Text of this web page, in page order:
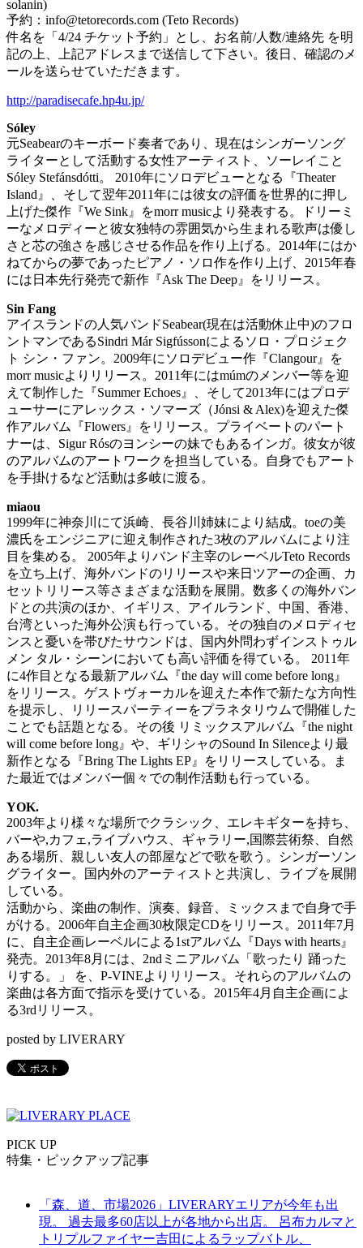
solanin)
予約：info@tetorecords.com (Teto Records)
件名を「4/24 チケット予約」とし、お名前/人数/連絡先 を明
記の上、上記アドレスまで送信して下さい。後日、確認のメ
ールを送らせていただきます。
http://paradisecafe.hp4u.jp/
Sóley
元Seabearのキーボード奏者であり、現在はシンガーソング
ライターとして活動する女性アーティスト、ソーレイこと
Sóley Stefánsdótti。 2010年にソロデビューとなる『Theater
Island』、そして翌年2011年には彼女の評価を世界的に押し
上げた傑作『We Sink』をmorr musicより発表する。ドリーミ
ーなメロディーと彼女独特の雰囲気から生まれる歌声は優し
さと芯の強さを感じさせる作品を作り上げる。2014年にはか
ねてからの夢であったピアノ・ソロ作を作り上げ、2015年春
には日本先行発売で新作『Ask The Deep』をリリース。
Sin Fang
アイスランドの人気バンドSeabear(現在は活動休止中)のフロ
ントマンであるSindri Már Sigfússonによるソロ・プロジェク
ト シン・ファン。2009年にソロデビュー作『Clangour』を
morr musicよりリリース。2011年にはmúmのメンバー等を迎
えて制作した『Summer Echoes』、そして2013年にはプロデ
ューサーにアレックス・ソマーズ（Jónsi & Alex)を迎えた傑
作アルバム『Flowers』をリリース。プライベートのパート
ナーは、Sigur Rósのヨンシーの妹でもあるインガ。彼女が彼
のアルバムのアートワークを担当している。自身でもアート
を手掛けるなど活動は多岐に渡る。
miaou
1999年に神奈川にて浜崎、長谷川姉妹により結成。toeの美
濃氏をエンジニアに迎え制作された3枚のアルバムにより注
目を集める。 2005年よりバンド主宰のレーベルTeto Records
を立ち上げ、海外バンドのリリースや来日ツアーの企画、カ
セットリリース等さまざまな活動を展開。数多くの海外バン
ドとの共演のほか、イギリス、アイルランド、中国、香港、
台湾といった海外公演も行っている。その独自のメロディセ
ンスと憂いを帯びたサウンドは、国内外問わずインストゥル
メン タル・シーンにおいても高い評価を得ている。 2011年
に4作目となる最新アルバム『the day will come before long』
をリリース。ゲストヴォーカルを迎えた本作で新たな方向性
を提示し、リリースパーティーをプラネタリウムで開催した
ことでも話題となる。その後 リミックスアルバム『the night
will come before long』や、ギリシャのSound In Silenceより最
新作となる『Bring The Lights EP』をリリースしている。ま
た最近ではメンバー個々での制作活動も行っている。
YOK.
2003年より様々な場所でクラシック、エレキギターを持ち、
バーや,カフェ,ライブハウス、ギャラリー,国際芸術祭、自然
ある場所、親しい友人の部屋などで歌を歌う。シンガーソン
グライター。国内外のアーティストと共演し、ライブを展開
している。
活動から、楽曲の制作、演奏、録音、ミックスまで自身で手
がける。2006年自主企画30枚限定CDをリリース。2011年7月
に、自主企画レーベルによる1stアルバム『Days with hearts』
発売。2013年8月には、2ndミニアルバム「歌ったり 踊った
りする。」 を、P-VINEよりリリース。それらのアルバムの
楽曲は各方面で指示を受けている。2015年4月自主企画によ
る3rdリリース。
posted by LIVERARY
PICK UP
特集・ピックアップ記事
「森、道、市場2026」LIVERARYエリアが今年も出
現。 過去最多60店以上が各地から出店。 呂布カルマと
トリプルファイヤー吉田によるラップバトル、